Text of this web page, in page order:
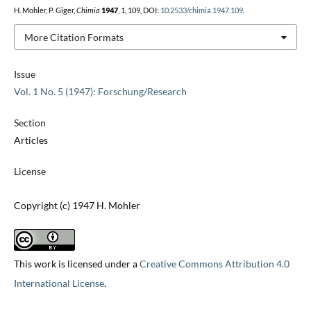
Issue
Vol. 1 No. 5 (1947): Forschung/Research
Section
Articles
License
Copyright (c) 1947 H. Mohler
This work is licensed under aCreative Commons Attribution 4.0
International License.
H. Mohler, P. Giger, Chimia 1947, 1 , 109, DOI: 10.2533/chimia.1947.109.
More Citation Formats